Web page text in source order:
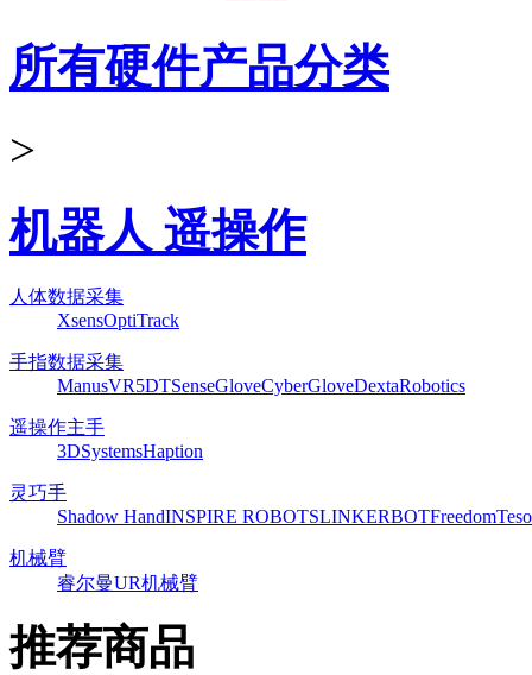
所有硬件产品分类
>
机器人 遥操作
人体数据采集
XsensOptiTrack
手指数据采集
ManusVR5DTSenseGloveCyberGloveDextaRobotics
遥操作主手
3DSystemsHaption
灵巧手
Shadow HandINSPIRE ROBOTSLINKERBOTFreedom
机械臂
睿尔曼UR机械臂
推荐商品